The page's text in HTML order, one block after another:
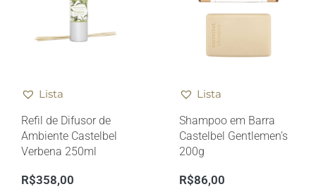
Lista
Refil de Difusor de
Ambiente Castelbel
Verbena 250ml
R$358,00
Lista
Shampoo em Barra
Castelbel Gentlemen’s
200g
R$86,00